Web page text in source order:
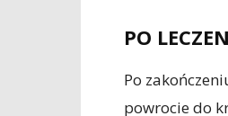
PO
Po
powrocie do